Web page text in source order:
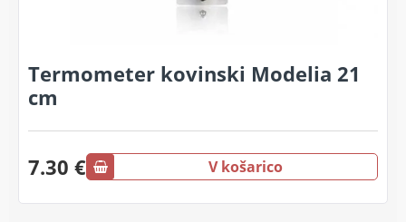
Termometer kovinski Modelia 21
cm
7.30 € V košarico